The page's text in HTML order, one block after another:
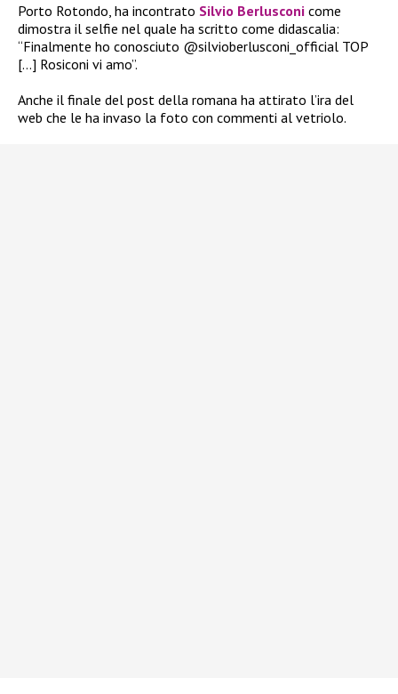
Porto Rotondo, ha incontrato Silvio Berlusconi come
dimostra il selfie nel quale ha scritto come didascalia:
“Finalmente ho conosciuto @silvioberlusconi_official TOP
[…] Rosiconi vi amo”.
Anche il finale del post della romana ha attirato l’ira del
web che le ha invaso la foto con commenti al vetriolo.